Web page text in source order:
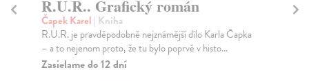
R.U.R.. Grafický román
Čapek Karel | Kniha
R.U.R. je pravděpodobně nejznámější dílo Karla Čapka
– a to nejenom proto, že tu bylo poprvé v histo...
Zasielame do 12 dní